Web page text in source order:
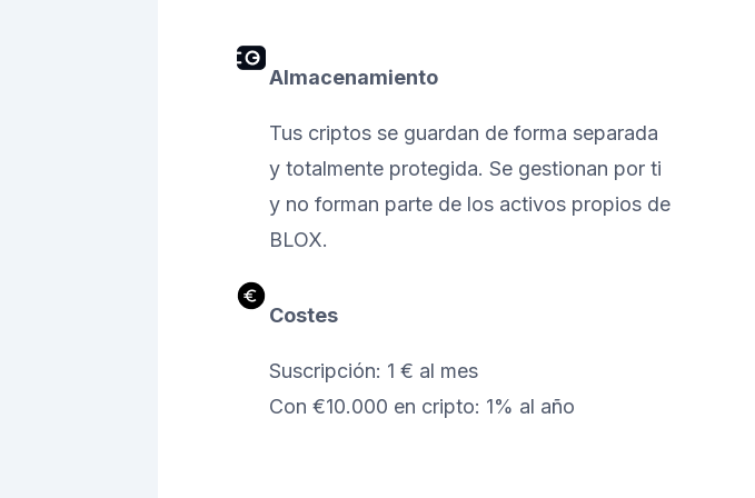
Almacenamiento
Tus criptos se guardan de forma separada
y totalmente protegida. Se gestionan por ti
y no forman parte de los activos propios de
BLOX.
Costes
Suscripción: 1 € al mes
Con €10.000 en cripto: 1% al año